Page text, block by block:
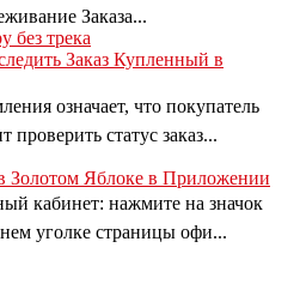
Заказа...
Заказ Купленный в
означает, что покупатель
статус заказ...
Золотом Яблоке в Приложении
кабинет: нажмите на значок
уголке страницы офи...